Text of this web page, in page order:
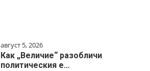
август 5, 2026
Как „Величие“ разобличи
политическия е…